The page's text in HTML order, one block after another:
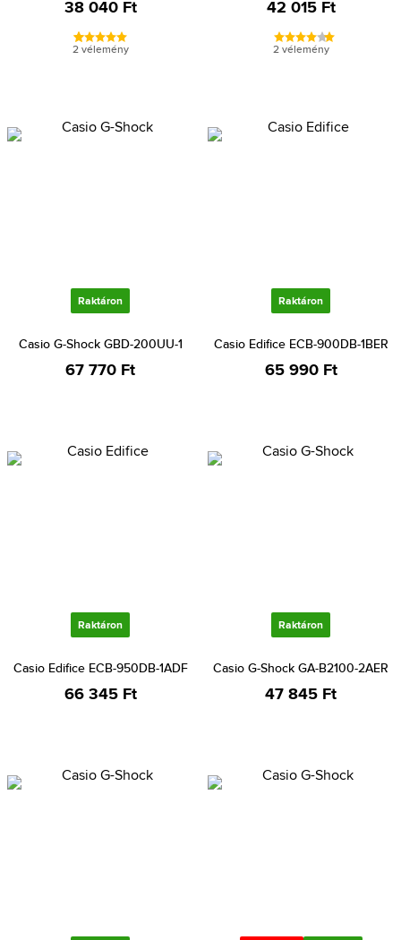
38 040 Ft
2 vélemény
42 015 Ft
2 vélemény
Raktáron
Casio G-Shock GBD-200UU-1
67 770 Ft
Raktáron
Casio Edifice ECB-900DB-1BER
65 990 Ft
Raktáron
Casio Edifice ECB-950DB-1ADF
66 345 Ft
Raktáron
Casio G-Shock GA-B2100-2AER
47 845 Ft